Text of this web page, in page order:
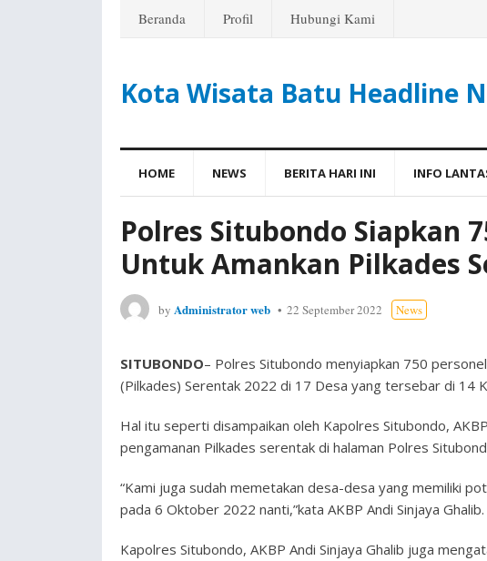
Beranda Profil Hubungi Kami
Kota Wisata Batu Headline
HOME NEWS BERITA HARI INI INFO
Polres Situbondo Siapkan
Untuk Amankan Pilkades
by Administrator web 22 September 2022 News
SITUBONDO– Polres Situbondo menyiapkan 750
(Pilkades) Serentak 2022 di 17 Desa yang tersebar di 14
Hal itu seperti disampaikan oleh Kapolres Situbondo,
pengamanan Pilkades serentak di halaman Polres
“Kami juga sudah memetakan desa-desa yang memiliki
pada 6 Oktober 2022 nanti,”kata AKBP Andi Sinjaya Ghalib.
Kapolres Situbondo, AKBP Andi Sinjaya Ghalib juga